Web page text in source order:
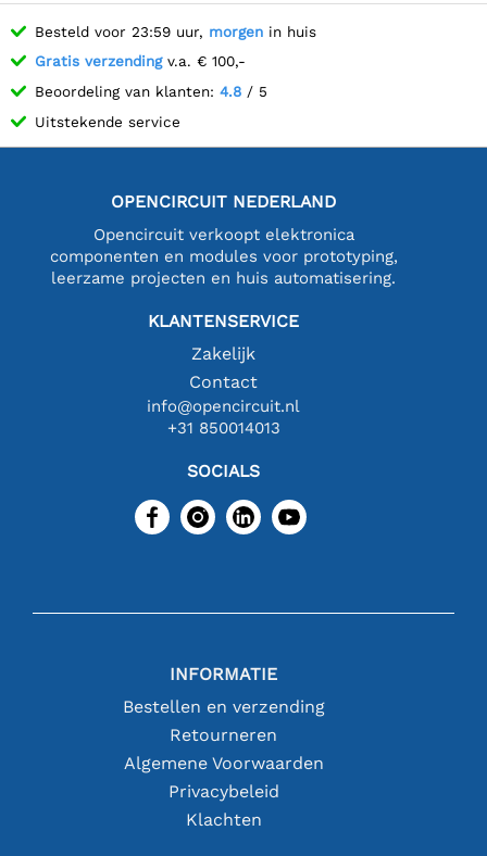
Besteld voor 23:59 uur, morgen in huis
Gratis verzendingv.a. € 100,-
Beoordeling van klanten: 4.8 / 5
Uitstekende service
OPENCIRCUIT NEDERLAND
Opencircuit verkoopt elektronica
componenten en modules voor prototyping,
leerzame projecten en huis automatisering.
KLANTENSERVICE
Zakelijk
Contact
info@opencircuit.nl
+31 850014013
SOCIALS
INFORMATIE
Bestellen en verzending
Retourneren
Algemene Voorwaarden
Privacybeleid
Klachten